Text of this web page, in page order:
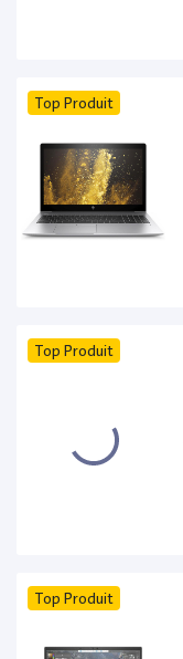
Top Produit
Top Produit
Top Produit